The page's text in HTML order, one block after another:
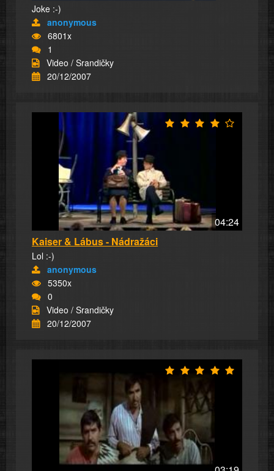
Joke :-)
anonymous
6801x
1
Video / Srandičky
20/12/2007
04:24
Kaiser & Lábus - Nádražáci
Lol :-)
anonymous
5350x
0
Video / Srandičky
20/12/2007